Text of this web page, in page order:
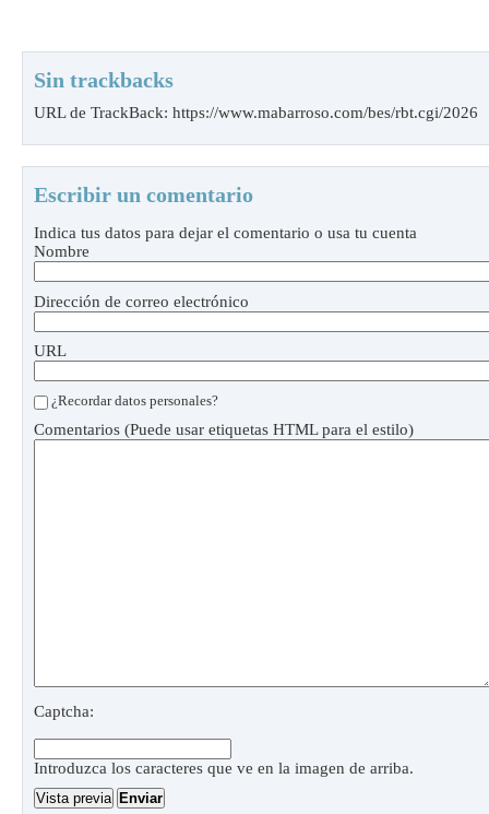
Sin trackbacks
URL de TrackBack: https://www.mabarroso.com/bes/rbt.cgi/2026
Escribir un comentario
Indica tus datos para dejar el comentario o usa tu cuenta
Nombre
Dirección de correo electrónico
URL
¿Recordar datos personales?
Comentarios (Puede usar etiquetas HTML para el estilo)
Captcha:
Introduzca los caracteres que ve en la imagen de arriba.